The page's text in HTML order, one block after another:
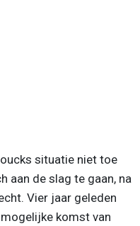
situatie niet toe
aan de slag te gaan, na
Vier jaar geleden
komst van